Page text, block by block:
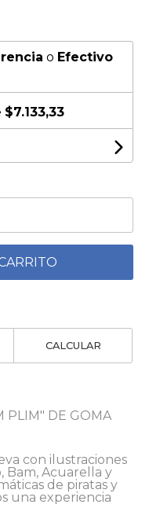
o Efectivo
$7.133,33
CALCULAR
PLIM" DE GOMA
con ilustraciones
Bam, Acuarella y
de piratas y
una experiencia